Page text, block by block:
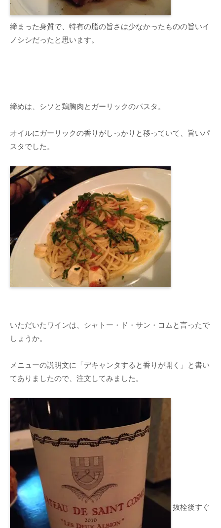
締まった身質で、特有の脂の旨さは少なかったものの旨いイ
ノシシだったと思います。
締めは、シソと鶏胸肉とガーリックのパスタ。
オイルにガーリックの香りがしっかりと移っていて、旨いパ
スタでした。
いただいたワインは、シャトー・ド・サン・コムと言ったで
しょうか。
メニューの説明文に「デキャンタすると香りが開く」と書い
てありましたので、注文してみました。
抜栓後すぐ